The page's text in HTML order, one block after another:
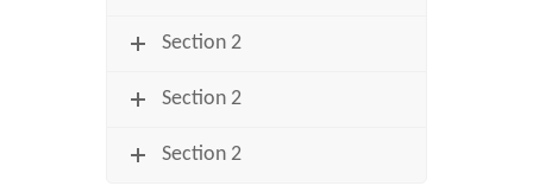
Section 2
Section 2
Section 2